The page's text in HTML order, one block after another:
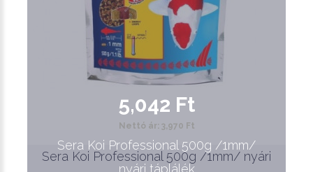
Sera Koi Professional 500g /1mm/ nyári
5,042 Ft
Nettó ár: 3,970 Ft
Sera Koi Professional 500g /1mm/
nyári táplálék